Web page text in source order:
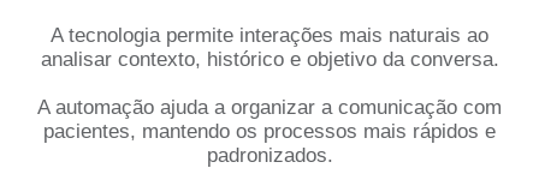
A tecnologia permite interações mais naturais ao
analisar contexto, histórico e objetivo da conversa.
A automação ajuda a organizar a comunicação com
pacientes, mantendo os processos mais rápidos e
padronizados.